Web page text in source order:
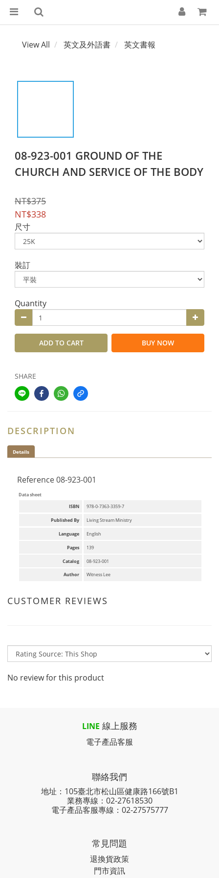
View All 英文及外語書 英文書報
08-923-001 GROUND OF THE
CHURCH AND SERVICE OF THE BODY
NT$375
NT$338
尺寸
裝訂
Quantity
ADD TO CART BUY NOW
SHARE
DESCRIPTION
Details
Reference08-923-001
Data sheet
ISBN
978-0-7363-3359-7
Published By Living Stream Ministry
Language English
Pages 139
Catalog 08-923-001
Author Witness Lee
CUSTOMER REVIEWS
No review for this product
LINE 線上服務
電子產品客服
聯絡我們
地址：105臺北市松山區健康路166號B1
業務專線： 02-27618530
電子產品客服專線：02-27575777
常見問題
退換貨政策
門市資訊